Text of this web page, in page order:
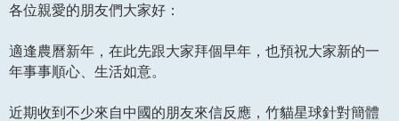
各位親愛的朋友們大家好：
適逢農曆新年，在此先跟大家拜個早年，也預祝大家新的一
年事事順心、生活如意。
近期收到不少來自中國的朋友來信反應，竹貓星球針對簡體